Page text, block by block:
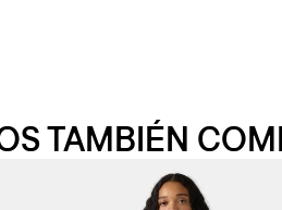
TAMBIÉN